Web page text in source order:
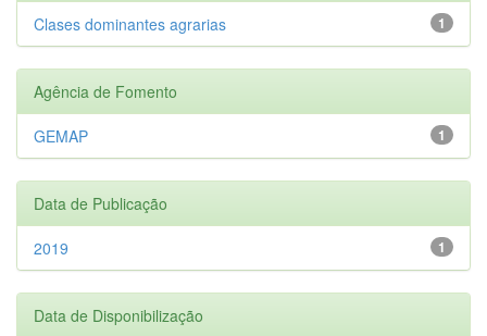
1
Clases dominantes agrarias
Agência de Fomento
1
GEMAP
Data de Publicação
1
2019
Data de Disponibilização